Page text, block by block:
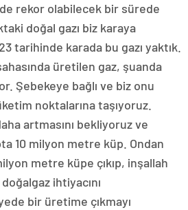
rekor olabilecek bir sürede
doğal gazı biz karaya
tarihinde karada bu gazı yaktık.
üretilen gaz, şuanda
Şebekeye bağlı ve biz onu
noktalarına taşıyoruz.
artmasını bekliyoruz ve
10 milyon metre küp. Ondan
metre küpe çıkıp, inşallah
ihtiyacını
bir üretime çıkmayı